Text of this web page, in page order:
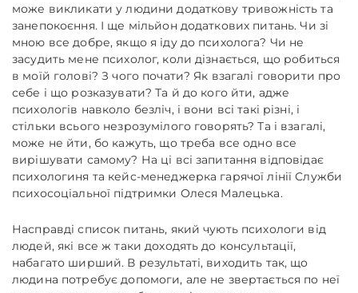
може викликати у людини додаткову тривожність та
занепокоєння. І ще мільйон додаткових питань. Чи зі
мною все добре, якщо я іду до психолога? Чи не
засудить мене психолог, коли дізнається, що робиться
в моїй голові? З чого почати? Як взагалі говорити про
себе і що розказувати? Та й до кого йти, адже
психологів навколо безліч, і вони всі такі різні, і
стільки всього незрозумілого говорять? Та і взагалі,
може не йти, бо кажуть, що треба все одно все
вирішувати самому? На ці всі запитання відповідає
психологиня та кейс-менеджерка гарячої лінії Служби
психосоціальної підтримки Олеся Малецька.
Насправді список питань, який чують психологи від
людей, які все ж таки доходять до консультації,
набагато ширший. В результаті, виходить так, що
людина потребує допомоги, але не звертається по неї